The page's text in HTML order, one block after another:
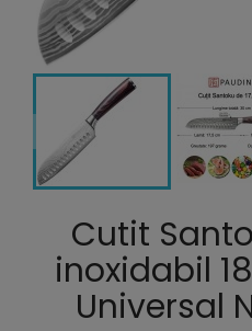
Cutit
inoxidabil
Universal